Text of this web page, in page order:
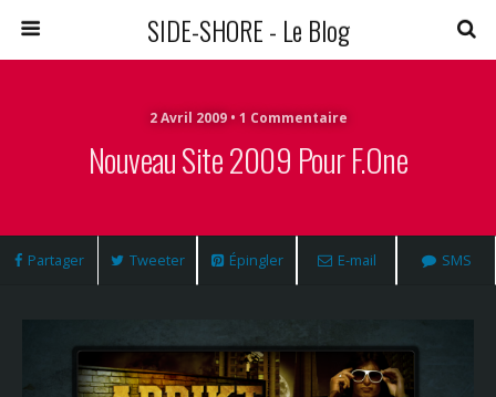
SIDE-SHORE - Le Blog
2 Avril 2009 • 1 Commentaire
Nouveau Site 2009 Pour F.One
Partager Tweeter Épingler E-mail SMS